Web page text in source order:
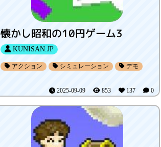
懐かし昭和の10円ゲーム3
KUNISAN.JP
アクション シミュレーション デモ
2025-09-09 853 137 0